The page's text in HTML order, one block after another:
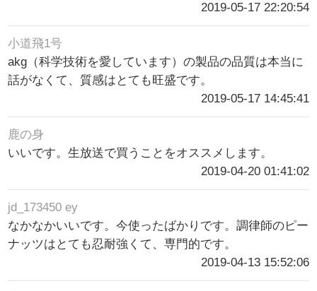
2019-05-17 22:20:54
小道飛1号
akg（科学技術を愛しています）の製品の品質は本当に
話がなくて、質感はとても旺盛です。
2019-05-17 14:45:41
鹿の身
いいです。生放送で買うことをオススメします。
2019-04-20 01:41:02
jd_173450 ey
なかなかいいです。今使ったばかりです。調律師のピー
ナッツはとても忍耐強くて、専門的です。
2019-04-13 15:52:06